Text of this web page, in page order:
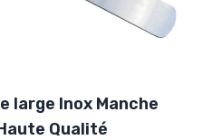
large Inox Manche
Qualité